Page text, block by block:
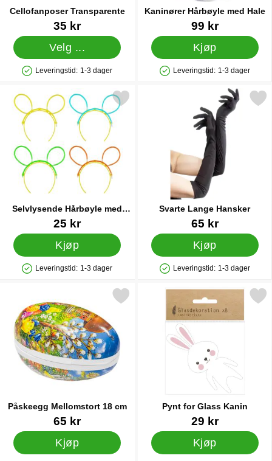
Cellofanposer Transparente
Varenummer 11443
35 kr
Velg ...
Produkttilgjengelighet: På lager
Leveringstid: 1-3 dager
Kaninører Hårbøyle med Hale
Varenummer 12704
99 kr
Kjøp
Produkttilgjengelighet: På lager
Leveringstid: 1-3 dager
Selvlysende Hårbøyle med
Ører
Varenummer 42178
25 kr
Kjøp
Produkttilgjengelighet: På lager
Leveringstid: 1-3 dager
Merk selvlysende Hårbøyle med Ører som favoritt
Svarte Lange Hansker
Varenummer 6989
65 kr
Kjøp
Produkttilgjengelighet: På lager
Leveringstid: 1-3 dager
Merk svarte Lange
Påskeegg Mellomstort 18 cm
Varenummer 14543
65 kr
Kjøp
Merk påskeegg Mellomstort 18 cm som favoritt
Pynt for Glass Kanin
Varenummer 34344
29 kr
Kjøp
Merk pynt for Glass